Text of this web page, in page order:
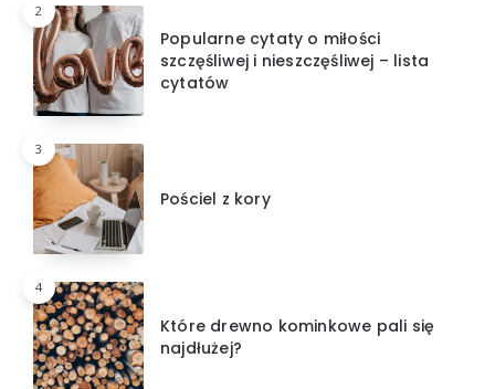
2
Popularne cytaty o miłości
szczęśliwej i nieszczęśliwej – lista
cytatów
3
Pościel z kory
4
Które drewno kominkowe pali się
najdłużej?